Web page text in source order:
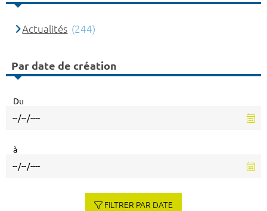
Actualités (244)
Par date de création
Du
à
FILTRER PAR DATE